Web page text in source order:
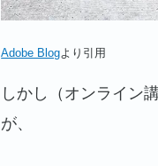
Adobe Blogより引用
しかし（オンライン
が、